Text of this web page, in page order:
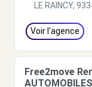
LE RAINCY,
Voir l'agence
Free2move